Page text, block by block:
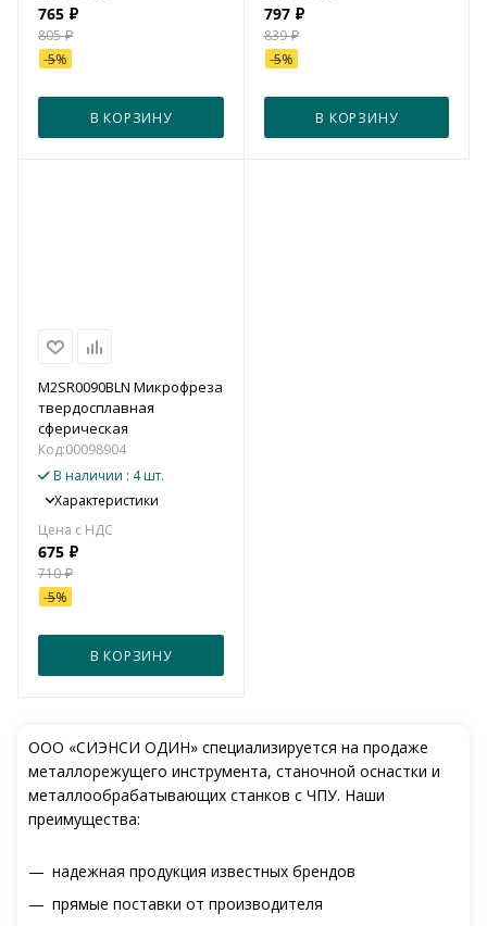
765 ₽
805₽
-5%
В КОРЗИНУ
797₽
839₽
-5%
В КОРЗИНУ
M2SR0090BLN Микрофреза
твердосплавная
сферическая
Код:00098904
В наличии : 4 шт.
Характеристики
675 ₽
710₽
-5%
В КОРЗИНУ
ООО «СИЭНСИ ОДИН» специализируется на продаже
металлорежущего инструмента, станочной оснастки и
металлообрабатывающих станков с ЧПУ. Наши
преимущества:
надежная продукция известных брендов
прямые поставки от производителя